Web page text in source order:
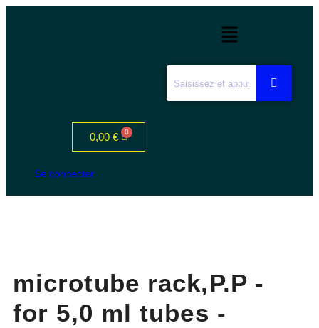
0,00 €
Se connecter
microtube rack,P.P -
for 5,0 ml tubes -